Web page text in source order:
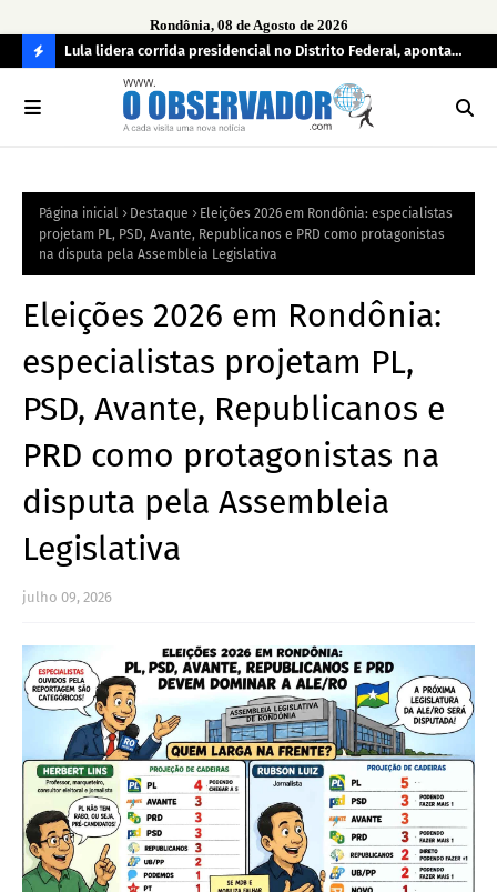
Rondônia, 08 de Agosto de 2026
O
R
A
Lula lidera corrida presidencial no Distrito Federal, aponta
pesquisa; Flávio Bolsonaro aparece em segundo
Página inicial Destaque
Eleições 2026 em Rondônia: especialistas
projetam PL, PSD, Avante, Republicanos e PRD como protagonistas
na disputa pela Assembleia Legislativa
Eleições 2026 em Rondônia:
especialistas projetam PL,
PSD, Avante, Republicanos e
PRD como protagonistas na
disputa pela Assembleia
Legislativa
julho 09, 2026